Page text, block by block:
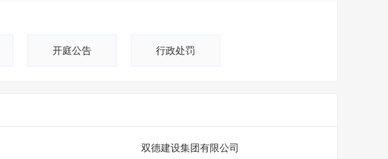
开庭公告 行政处罚
双德建设集团有限公司